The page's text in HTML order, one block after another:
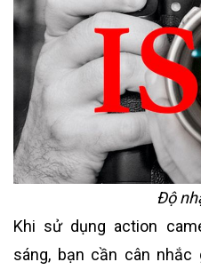
Độ
Khi sử dụng action
sáng, bạn cần cân